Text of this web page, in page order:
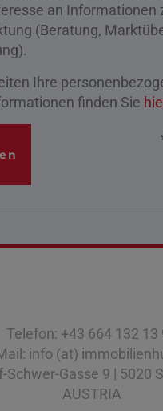
an Informationen
(Beratung,
Ihre
finden Sie
Telefon: +43 664 132 13
info (at)
Schwer-Gasse 9 | 5020
AUSTRIA